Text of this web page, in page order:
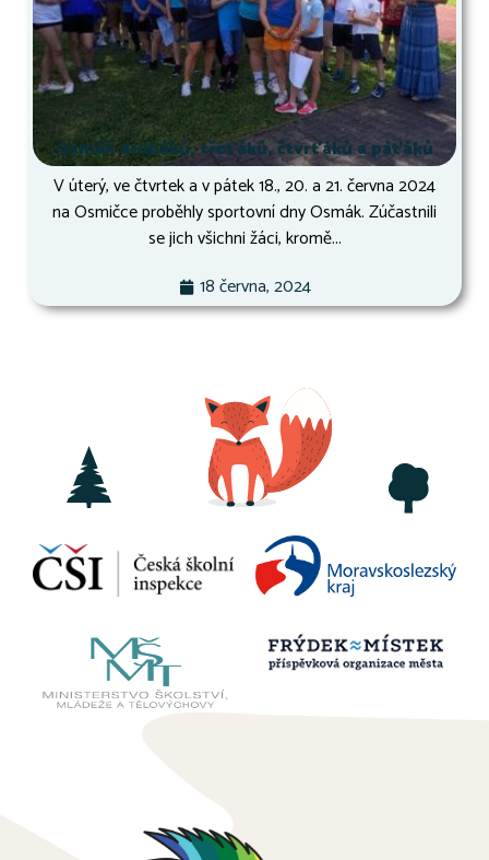
Osmák druháků, třeťáků, čtvrťáků a páťáků
V úterý, ve čtvrtek a v pátek 18., 20. a 21. června 2024
na Osmičce proběhly sportovní dny Osmák. Zúčastnili
se jich všichni žáci, kromě...
18 června, 2024